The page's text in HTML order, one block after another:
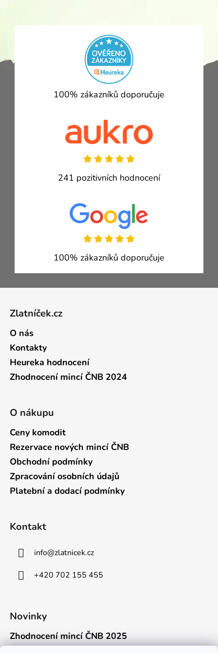
100% zákazníků doporučuje
241 pozitivních hodnocení
100% zákazníků doporučuje
Zlatníček.cz
O nás
Kontakty
Heureka hodnocení
Zhodnocení mincí ČNB 2024
O nákupu
Ceny komodit
Rezervace nových mincí ČNB
Obchodní podmínky
Zpracování osobních údajů
Platební a dodací podmínky
Kontakt
info@zlatnicek.cz
+420 702 155 455
Novinky
Zhodnocení mincí ČNB 2025